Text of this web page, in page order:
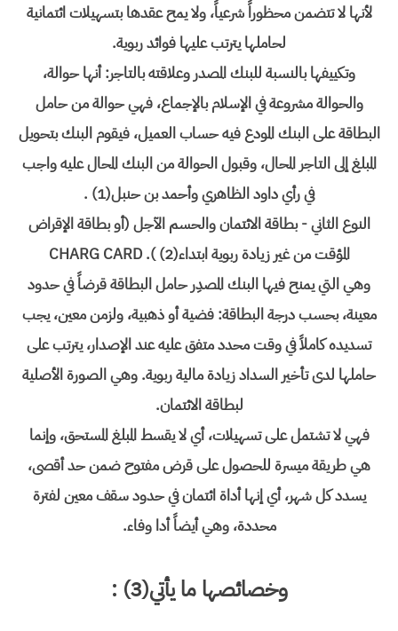
لأنها لا تتضمن محظوراً شرعياً، ولا يمح عقدها بتسهيلات ائتمانية
لحاملها يترتب عليها فوائد ربوية.
وتكييفها بالنسبة للبنك المصدر وعلاقته بالتاجر: أنها حوالة،
والحوالة مشروعة في الإسلام بالإجماع، فهي حوالة من حامل
البطاقة على البنك المودع فيه حساب العميل، فيقوم البنك بتحويل
المبلغ إلى التاجر المحال، وقبول الحوالة من البنك المحال عليه واجب
في رأي داود الظاهري وأحمد بن حنبل(1) .
النوع الثاني - بطاقة الائتمان والحسم الآجل (أو بطاقة الإقراض
المؤقت من غير زيادة ربوية ابتداء(2) ). CHARG CARD
وهي التي يمنح فيها البنك المصدِر حامل البطاقة قرضاً في حدود
معينة، بحسب درجة البطاقة: فضية أو ذهبية، ولزمن معين، يجب
تسديده كاملاً في وقت محدد متفق عليه عند الإصدار، يترتب على
حاملها لدى تأخير السداد زيادة مالية ربوية. وهي الصورة الأصلية
لبطاقة الائتمان.
فهي لا تشتمل على تسهيلات، أي لا يقسط المبلغ المستحق، وإنما
هي طريقة ميسرة للحصول على قرض مفتوح ضمن حد أقصى،
يسدد كل شهر، أي إنها أداة ائتمان في حدود سقف معين لفترة
محددة، وهي أيضاً أدا وفاء.
وخصائصها ما يأتي(3) :